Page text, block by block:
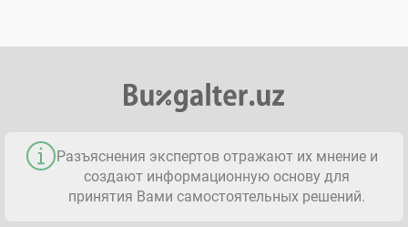
Разъяснения экспертов отражают их мнение и
создают информационную основу для
принятия Вами самостоятельных решений.